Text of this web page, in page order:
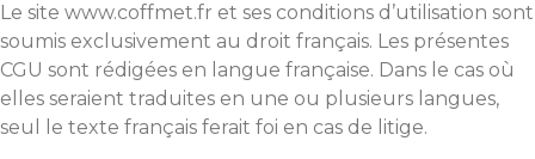
Le site www.coffmet.fr et ses conditions d’utilisation sont
soumis exclusivement au droit français. Les présentes
CGU sont rédigées en langue française. Dans le cas où
elles seraient traduites en une ou plusieurs langues,
seul le texte français ferait foi en cas de litige.